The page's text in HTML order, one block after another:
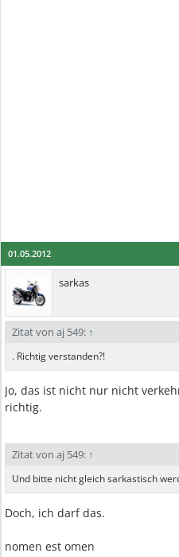
01.05.2012
sarkas
Zitat von aj 549: ↑
. Richtig verstanden?!
Jo, das ist nicht nur nicht
richtig.
Zitat von aj 549: ↑
Und bitte nicht gleich sarkastisch
Doch, ich darf das.
nomen est omen